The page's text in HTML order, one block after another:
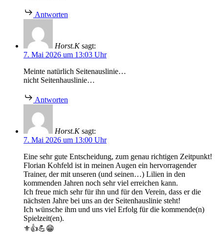
Antworten
Horst.K sagt:
7. Mai 2026 um 13:03 Uhr
Meinte natürlich Seitenauslinie…
nicht Seitenhauslinie…
Antworten
Horst.K sagt:
7. Mai 2026 um 13:00 Uhr
Eine sehr gute Entscheidung, zum genau richtigen Zeitpunkt!
Florian Kohfeld ist in meinen Augen ein hervorragender
Trainer, der mit unseren (und seinen…) Lilien in den
kommenden Jahren noch sehr viel erreichen kann.
Ich freue mich sehr für ihn und für den Verein, dass er die
nächsten Jahre bei uns an der Seitenhauslinie steht!
Ich wünsche ihm und uns viel Erfolg für die kommende(n)
Spielzeit(en).
⚜️👍💪😁